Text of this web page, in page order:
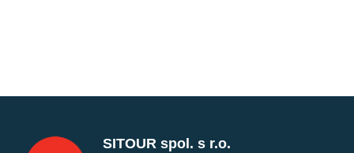
SITOUR spol. s r.o.